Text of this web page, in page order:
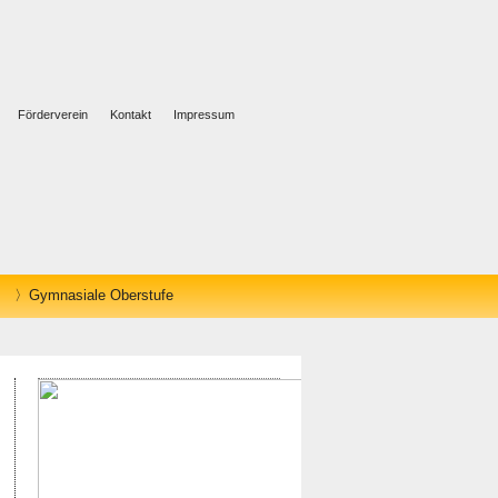
Impressum
Kontakt
Förderverein
Gymnasiale Oberstufe